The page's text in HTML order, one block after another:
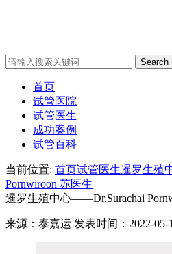
Search
首页
试管医院
试管医生
成功案例
试管百科
当前位置: 首页试管医生暹罗生殖
Pornwiroon 苏医生
暹罗生殖中心——Dr.Surachai
来源：泰嘉运 发表时间：2022-05-